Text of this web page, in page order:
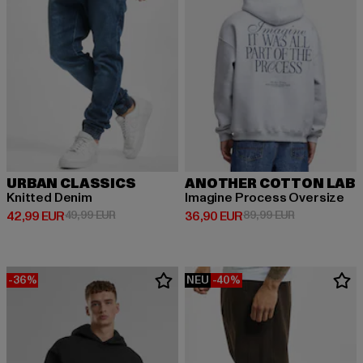
URBAN CLASSICS
Knitted Denim
42,99 EUR
Derzeitiger Preis: 42,99 EUR
49,99 EURAktionspreis: 49,99 EUR
ANOTHER COTTON LAB
Imagine Process Oversize
36,90 EUR
Derzeitiger Preis: 36,90 EUR
89,99 EURAktionspreis:
-36% NEU -40%